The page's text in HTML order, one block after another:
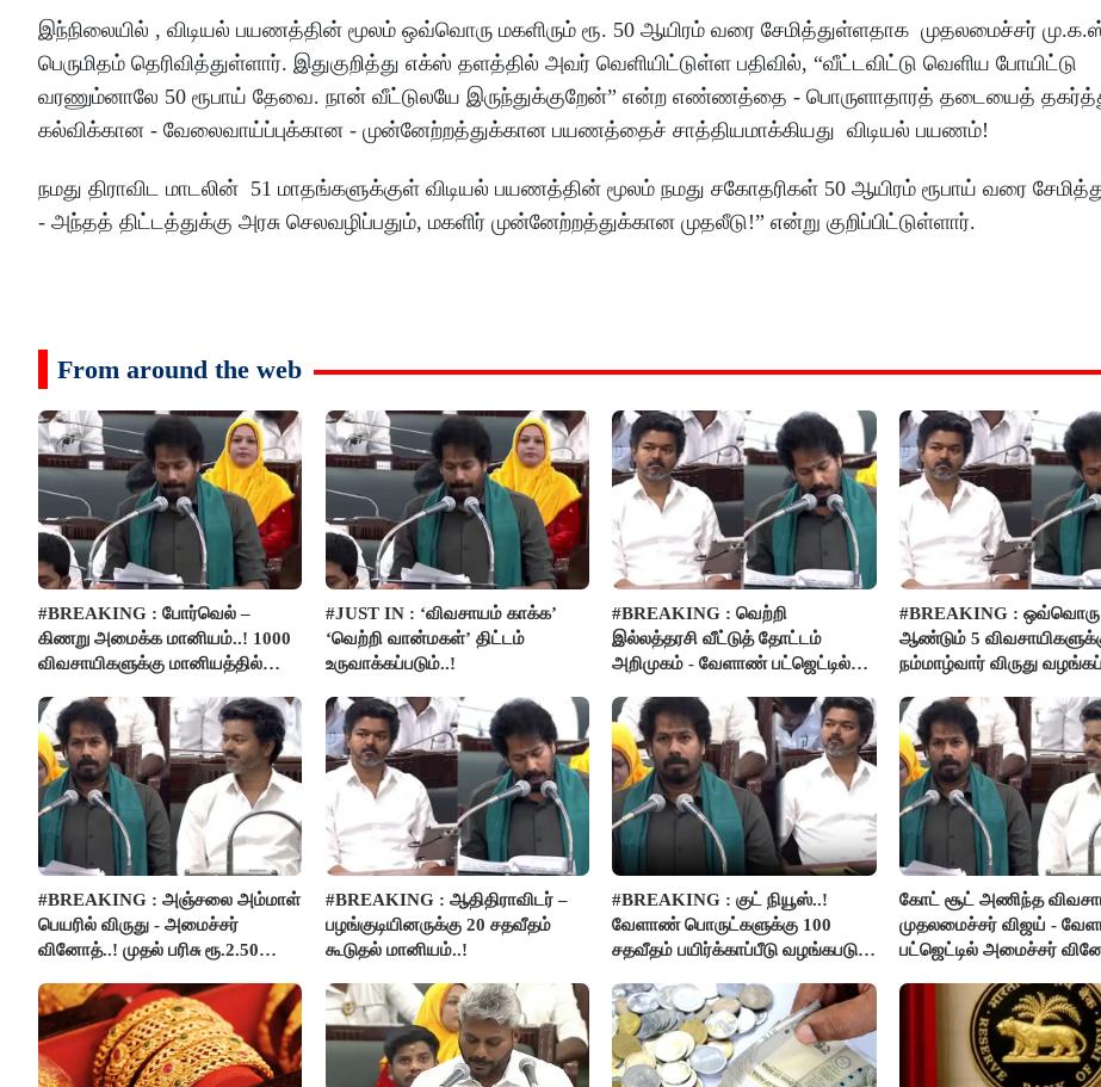
இந்நிலையில் , விடியல் பயணத்தின் மூலம் ஒவ்வொரு மகளிரும் ரூ. 50 ஆயிரம் வரை சேமித்துள்ளதாக முதலமைச்சர்
பெருமிதம் தெரிவித்துள்ளார். இதுகுறித்து எக்ஸ் தளத்தில் அவர் வெளியிட்டுள்ள பதிவில், “வீட்டவிட்டு வெளிய போயிட்டு
வரணும்னாலே 50 ரூபாய் தேவை. நான் வீட்டுலயே இருந்துக்குறேன்” என்ற எண்ணத்தை - பொருளாதாரத் தடையைத்
கல்விக்கான - வேலைவாய்ப்புக்கான - முன்னேற்றத்துக்கான பயணத்தைச் சாத்தியமாக்கியது விடியல் பயணம்!
நமது திராவிட மாடலின் 51 மாதங்களுக்குள் விடியல் பயணத்தின் மூலம் நமது சகோதரிகள் 50 ஆயிரம் ரூபாய் வரை
- அந்தத் திட்டத்துக்கு அரசு செலவழிப்பதும், மகளிர் முன்னேற்றத்துக்கான முதலீடு!” என்று குறிப்பிட்டுள்ளார்.
From around the web
#BREAKING : போர்வெல் –
கிணறு அமைக்க மானியம்..! 1000
விவசாயிகளுக்கு மானியத்தில்
#JUST IN : ‘விவசாயம் காக்க’
‘வெற்றி வான்மகள்’ திட்டம்
உருவாக்கப்படும்..!
#BREAKING : வெற்றி
இல்லத்தரசி வீட்டுத் தோட்டம்
அறிமுகம் - வேளாண் பட்ஜெட்டில்
#BREAKING : ஒவ்வொரு
ஆண்டும் 5
நம்மாழ்வார் விருது
#BREAKING : அஞ்சலை அம்மாள்
பெயரில் விருது - அமைச்சர்
வினோத்..! முதல் பரிசு ரூ.2.50
#BREAKING : ஆதிதிராவிடர் –
பழங்குடியினருக்கு 20 சதவீதம்
கூடுதல் மானியம்..!
#BREAKING : குட் நியூஸ்..!
வேளாண் பொருட்களுக்கு 100
சதவீதம் பயிர்க்காப்பீடு வழங்கபடும்
கோட் சூட் அணிந்த
முதலமைச்சர் விஜய் -
பட்ஜெட்டில் அமைச்சர்